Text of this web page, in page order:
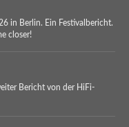
in Berlin. Ein Festivalbericht.
closer!
Bericht von der HiFi-